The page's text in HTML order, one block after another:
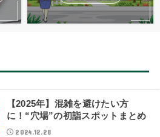
【2025年】混雑を避けたい方
に！“穴場”の初詣スポットまとめ
2024.12.28